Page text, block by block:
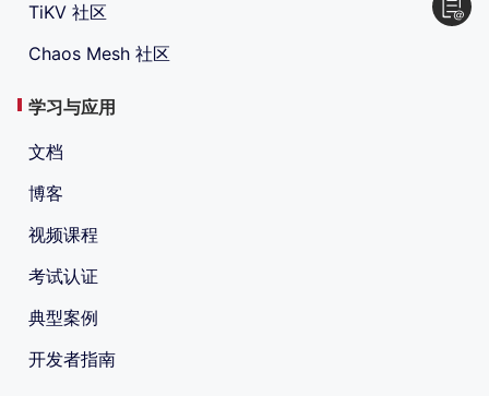
TiKV 社区
Chaos Mesh 社区
学习与应用
文档
博客
视频课程
考试认证
典型案例
开发者指南